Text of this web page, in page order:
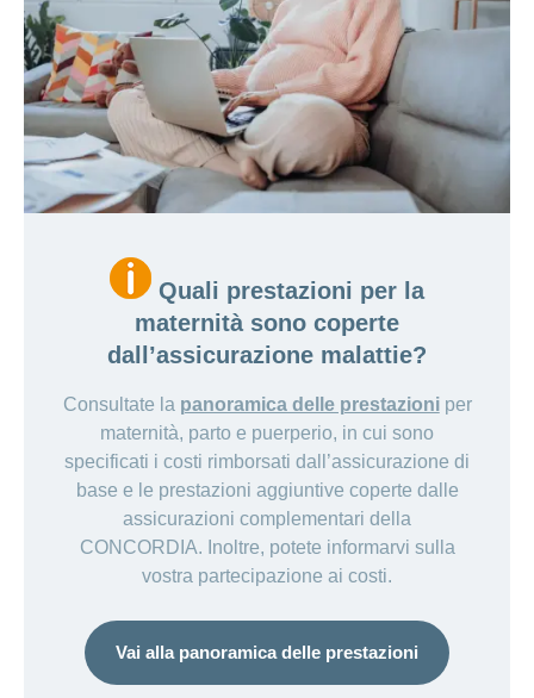
Quali prestazioni per la
maternità sono coperte
dall’assicurazione malattie?
Consultate la panoramica delle prestazioniper
maternità, parto e puerperio, in cui sono
specificati i costi rimborsati dall’assicurazione di
base e le prestazioni aggiuntive coperte dalle
assicurazioni complementari della
CONCORDIA. Inoltre, potete informarvi sulla
vostra partecipazione ai costi.
Vai alla panoramica delle prestazioni